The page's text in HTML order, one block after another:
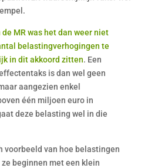
MR was het dan weer niet
belastingverhogingen te
in dit akkoord zitten. Een
is dan wel geen
aangezien enkel
één miljoen euro in
deze belasting wel in die
voorbeeld van hoe belastingen
beginnen met een klein